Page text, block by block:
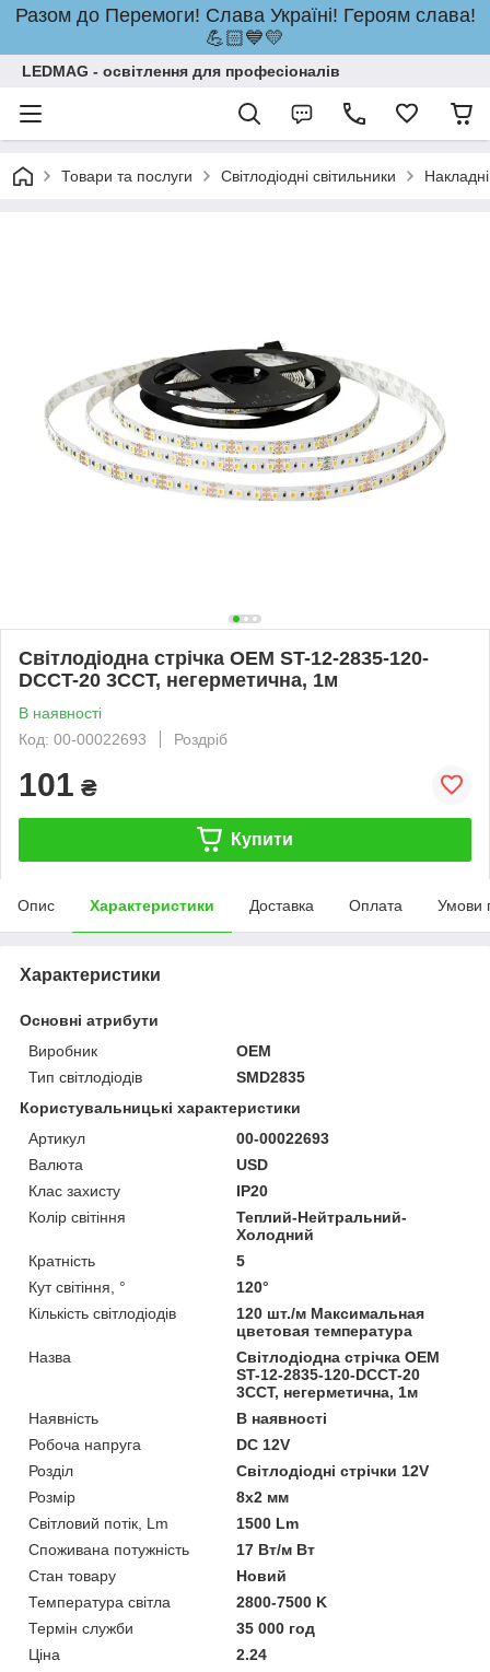
Разом до Перемоги! Слава Україні! Героям слава!
💪🏻💙💛
LEDMAG - освітлення для професіоналів
Товари та послуги Світлодіодні світильники
Світлодіодна стрічка OEM ST-12-2835-120-
DCCT-20 3CCT, негерметична, 1м
В наявності
Код: 00-00022693
Роздріб
101 ₴
Купити
Опис Характеристики Доставка Оплата Умови
Характеристики
Основні атрибути
Виробник
OEM
Тип світлодіодів
SMD2835
Користувальницькі характеристики
Артикул
00-00022693
Валюта
USD
Клас захисту
IP20
Колір світіння
Теплий-Нейтральний-
Холодний
Кратність
5
Кут світіння, °
120°
Кількість світлодіодів
120 шт./м Максимальная
цветовая температура
Назва
Світлодіодна стрічка OEM
ST-12-2835-120-DCCT-20
3CCT, негерметична, 1м
Наявність
В наявності
Робоча напруга
DC 12V
Розділ
Світлодіодні стрічки 12V
Розмір
8х2 мм
Світловий потік, Lm
1500 Lm
Споживана потужність
17 Вт/м Вт
Стан товару
Новий
Температура світла
2800-7500 K
Термін служби
35 000 год
Ціна
2.24